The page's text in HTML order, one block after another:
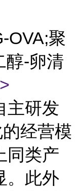
OVA;聚
醇-卵清
主研发
经营模
同类产
。此外